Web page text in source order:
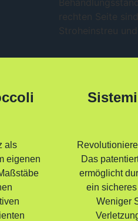
als
eigenen
Das
ermöglicht
ein
Weniger